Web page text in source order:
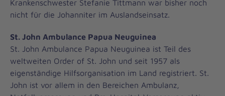
Krankenschwester Stefanie Tittmann war bisher noch
nicht für die Johanniter im Auslandseinsatz.
St. John Ambulance Papua Neuguinea
St. John Ambulance Papua Neuguinea ist Teil des
weltweiten Order of St. John und seit 1957 als
eigenständige Hilfsorganisation im Land registriert. St.
John ist vor allem in den Bereichen Ambulanz,